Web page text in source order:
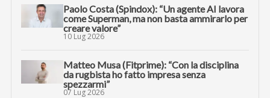
Paolo Costa (Spindox): “Un agente AI lavora
come Superman, ma non basta ammirarlo per
creare valore”
10 Lug 2026
Matteo Musa (Fitprime): “Con la disciplina
da rugbista ho fatto impresa senza
spezzarmi”
07 Lug 2026